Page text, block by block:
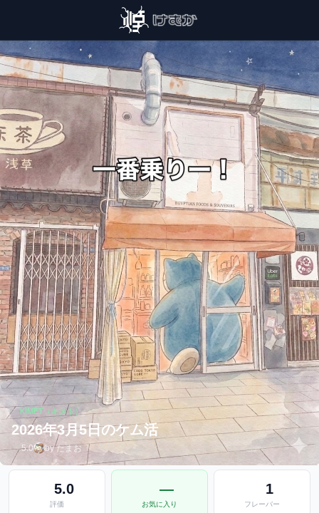
KIMET（キメト）
2026年3月5日のケム活
5.0 by たまお
5.0
評価
—
お気に入り
1
フレーバー